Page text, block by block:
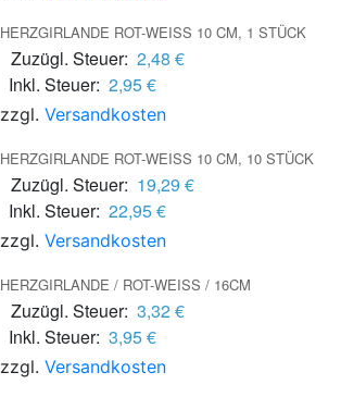
HERZGIRLANDE ROT-WEISS 10 CM, 1 STÜCK
Zuzügl. Steuer: 2,48 €
Inkl. Steuer: 2,95 €
zzgl. Versandkosten
HERZGIRLANDE ROT-WEISS 10 CM, 10 STÜCK
Zuzügl. Steuer: 19,29 €
Inkl. Steuer: 22,95 €
zzgl. Versandkosten
HERZGIRLANDE / ROT-WEISS / 16CM
Zuzügl. Steuer: 3,32 €
Inkl. Steuer: 3,95 €
zzgl. Versandkosten